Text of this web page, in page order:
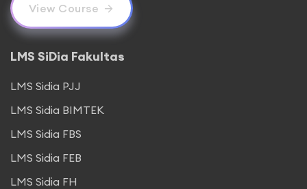
View Course
LMS SiDia Fakultas
LMS Sidia PJJ
LMS Sidia BIMTEK
LMS Sidia FBS
LMS Sidia FEB
LMS Sidia FH